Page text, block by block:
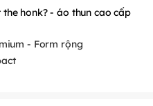
honk? - áo thun cao cấp
- Form rộng